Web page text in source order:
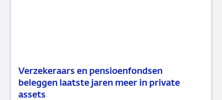
Verzekeraars en pensioenfondsen
beleggen laatste jaren meer in private
assets
15
juli
Nieuwsbericht
toezicht